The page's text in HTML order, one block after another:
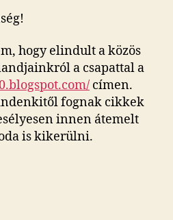
hogy elindult a közös
a csapattal a
címen.
fognak cikkek
innen átemelt
is kikerülni.